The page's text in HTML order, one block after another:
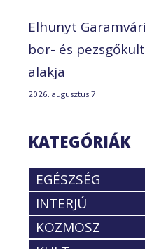
Elhunyt
bor- és
alakja
2026. augusztus 7.
KATEGÓRIÁK
EGÉSZSÉG
INTERJÚ
KOZMOSZ